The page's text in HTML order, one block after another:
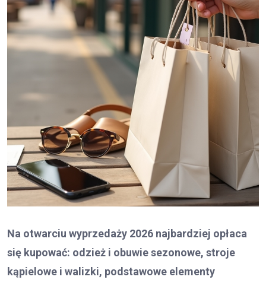
Na otwarciu wyprzedaży 2026 najbardziej opłaca
się kupować: odzież i obuwie sezonowe, stroje
kąpielowe i walizki, podstawowe elementy